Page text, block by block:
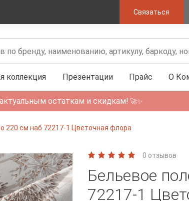
Связаться
коллекция Презентации Прайс О
остаткам и скидкам! 🚀✨
220 см наб 72217-1 Цветочная флора
0 отзывов
Бельевое
72217-1